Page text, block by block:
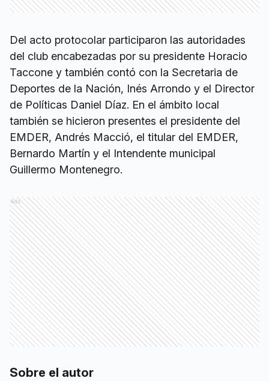
Del acto protocolar participaron las autoridades
del club encabezadas por su presidente Horacio
Taccone y también contó con la Secretaria de
Deportes de la Nación, Inés Arrondo y el Director
de Políticas Daniel Díaz. En el ámbito local
también se hicieron presentes el presidente del
EMDER, Andrés Macció, el titular del EMDER,
Bernardo Martín y el Intendente municipal
Guillermo Montenegro.
Ads
Sobre el autor